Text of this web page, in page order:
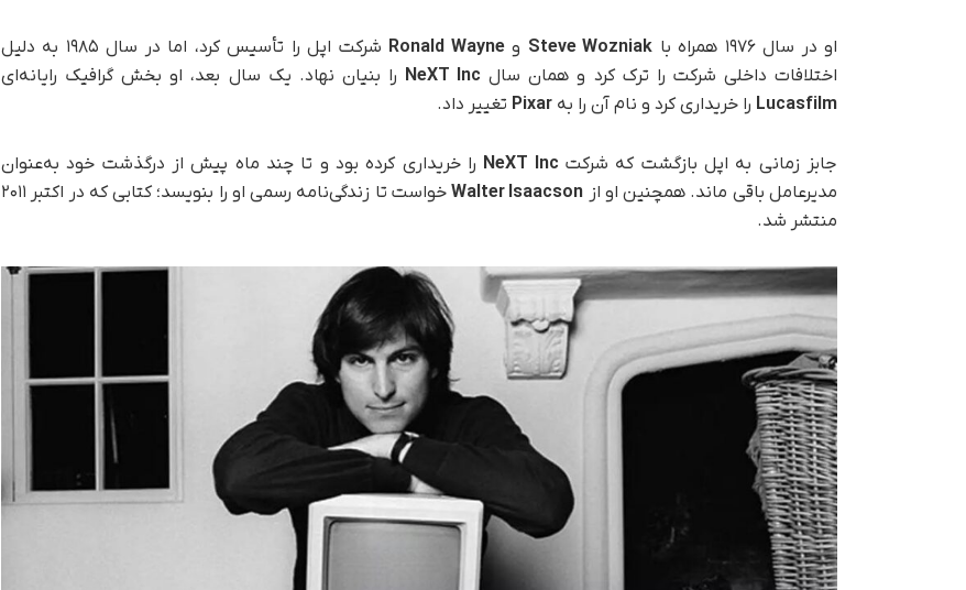
او در سال ۱۹۷۶ همراه با Steve Wozniak وRonald Wayne
شرکت اپل را تأسیس کرد، اما در سال ۱۹۸۵ به دلیل
اختلافات داخلی شرکت را ترک کرد و همان سال NeXT Inc را بنیان نهاد. یک سال بعد، او بخش گرافیک رایانه‌ای
Lucasfilm را خریداری کرد و نام آن را به Pixar تغییر داد.
جابز زمانی به اپل بازگشت که شرکت NeXT Inc را خریداری کرده بود و تا چند ماه پیش از درگذشت خود به‌عنوان
مدیرعامل باقی ماند. همچنین او از Walter Isaacson
خواست تا زندگی‌نامه رسمی‌ او را بنویسد؛ کتابی که در اکتبر ۲۰۱۱
منتشر شد.